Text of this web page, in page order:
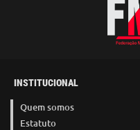
INSTITUCIONAL
Quem somos
Estatuto